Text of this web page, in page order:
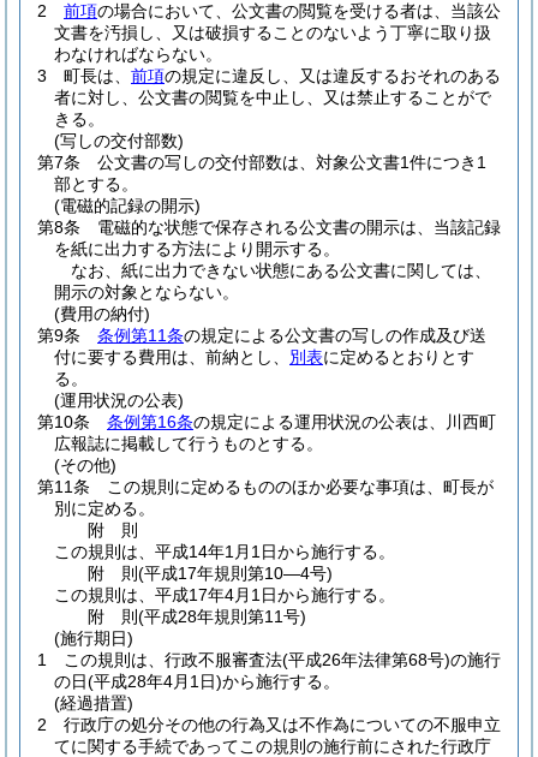
2
前項の場合において、公文書の閲覧を受ける者は、当該公
文書を汚損し、又は破損することのないよう丁寧に取り扱
わなければならない。
3
町長は、 前項の規定に違反し、又は違反するおそれのある
者に対し、公文書の閲覧を中止し、又は禁止することがで
きる。
(写しの交付部数)
第7条
公文書の写しの交付部数は、対象公文書1件につき1
部とする。
(電磁的記録の開示)
第8条
電磁的な状態で保存される公文書の開示は、当該記録
を紙に出力する方法により開示する。
なお、紙に出力できない状態にある公文書に関しては、
開示の対象とならない。
(費用の納付)
第9条
条例第11条の規定による公文書の写しの作成及び送
付に要する費用は、前納とし、 別表に定めるとおりとす
る。
(運用状況の公表)
第10条
条例第16条の規定による運用状況の公表は、川西町
広報誌に掲載して行うものとする。
(その他)
第11条
この規則に定めるもののほか必要な事項は、町長が
別に定める。
附 則
この規則は、平成14年1月1日から施行する。
附 則(平成17年規則第10―4号)
この規則は、平成17年4月1日から施行する。
附 則(平成28年規則第11号)
(施行期日)
1
この規則は、行政不服審査法(平成26年法律第68号)の施行
の日(平成28年4月1日)から施行する。
(経過措置)
2
行政庁の処分その他の行為又は不作為についての不服申立
てに関する手続であってこの規則の施行前にされた行政庁